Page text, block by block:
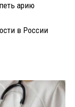
арию
в России